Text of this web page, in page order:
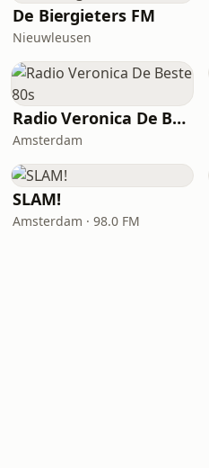
De Biergieters FM
Nieuwleusen
Radio Veronica De Beste 80s
Amsterdam
SLAM!
Amsterdam · 98.0 FM